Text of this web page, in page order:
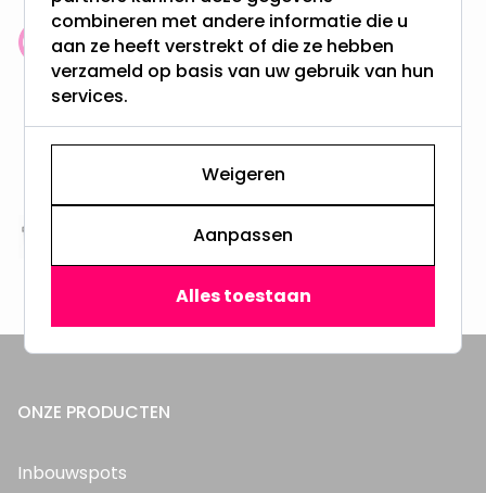
Klantenbeoordeling: 9.4/10
meer dan 100.000 klanten gingen u voor
& 100 dagen recht op retour
Altijd uit eigen voorraad
3000m2 - 60.000+ Producten
ONZE PRODUCTEN
Inbouwspots
combineren met andere informatie die u
aan ze heeft verstrekt of die ze hebben
verzameld op basis van uw gebruik van hun
services.
Weigeren
Aanpassen
Alles toestaan